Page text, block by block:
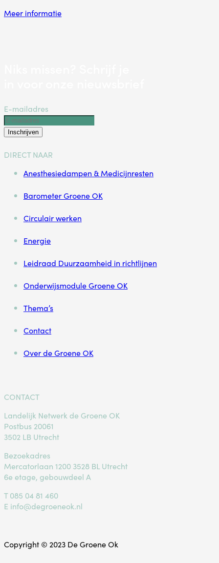
Meer informatie
E-mailadres
Inschrijven
DIRECT NAAR
Anesthesiedampen & Medicijnresten
Barometer Groene OK
Circulair werken
Energie
Leidraad Duurzaamheid in richtlijnen
Onderwijsmodule Groene OK
Thema’s
Contact
Over de Groene OK
CONTACT
Landelijk Netwerk de Groene OK
Postbus 20061
3502 LB Utrecht
Bezoekadres
Mercatorlaan 1200 3528 BL Utrecht
6e etage, gebouwdeel A
T085 04 81 460
E info@degroeneok.nl
Copyright © 2023 De Groene Ok